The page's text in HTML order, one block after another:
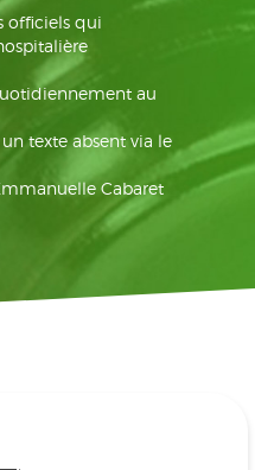
officiels qui
au
texte absent via le
Cabaret